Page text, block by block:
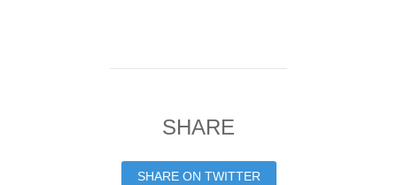
SHARE
SHARE ON TWITTER